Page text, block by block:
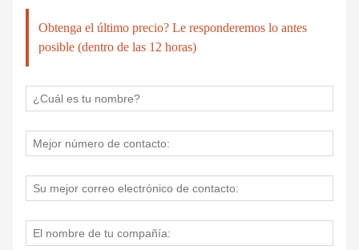
Obtenga el último precio? Le responderemos lo antes
posible (dentro de las 12 horas)